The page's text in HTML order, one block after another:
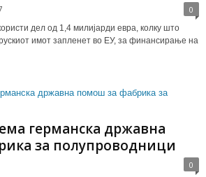
0
дел од 1,4 милијарди евра, колку што
имот запленет во ЕУ, за финансирање на
германска државна
за полупроводници
0